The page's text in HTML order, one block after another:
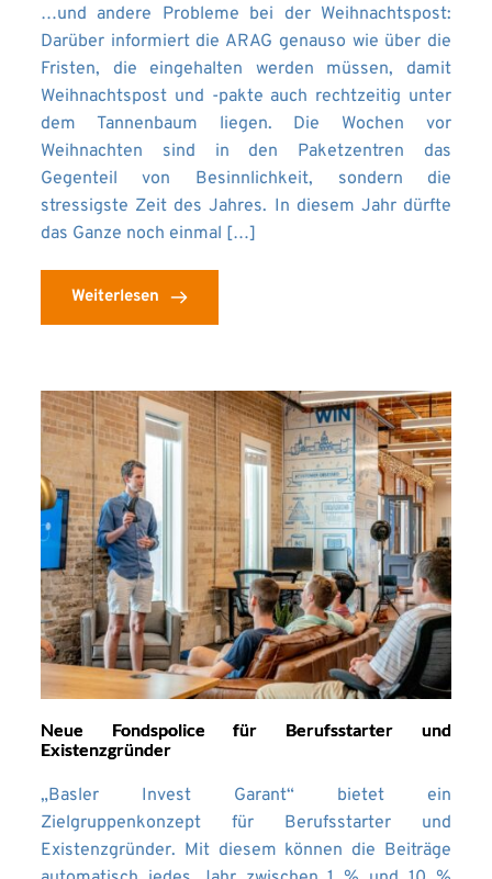
…und andere Probleme bei der Weihnachtspost:
Darüber informiert die ARAG genauso wie über die
Fristen, die eingehalten werden müssen, damit
Weihnachtspost und -pakte auch rechtzeitig unter
dem Tannenbaum liegen. Die Wochen vor
Weihnachten sind in den Paketzentren das
Gegenteil von Besinnlichkeit, sondern die
stressigste Zeit des Jahres. In diesem Jahr dürfte
das Ganze noch einmal […]
Weiterlesen
Neue Fondspolice für Berufsstarter und
Existenzgründer
„Basler Invest Garant“ bietet ein
Zielgruppenkonzept für Berufsstarter und
Existenzgründer. Mit diesem können die Beiträge